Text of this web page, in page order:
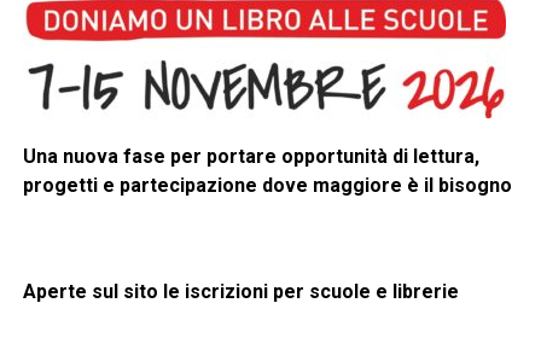
Una nuova fase per portare opportunità di lettura,
progetti e partecipazione dove maggiore è il bisogno
Aperte sul sito le iscrizioni per scuole e librerie